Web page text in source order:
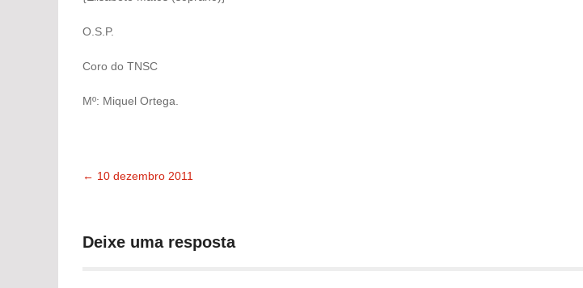
O.S.P.
Coro do TNSC
Mº: Miquel Ortega.
pelas
publicações
← 10 dezembro 2011
Deixe uma resposta